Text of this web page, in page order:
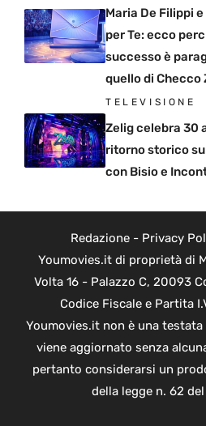
Maria De Filippi e
per Te: ecco
successo è
quello di Checco
TELEVISIONE
Zelig celebra 30
ritorno storico su
con Bisio e
Redazione- Privacy
Youmovies.it di proprietà di
Volta 16 - Palazzo C, 20093
Codice Fiscale e Partita
Youmovies.it non è una
viene aggiornato senza
pertanto considerarsi un
della legge n. 62